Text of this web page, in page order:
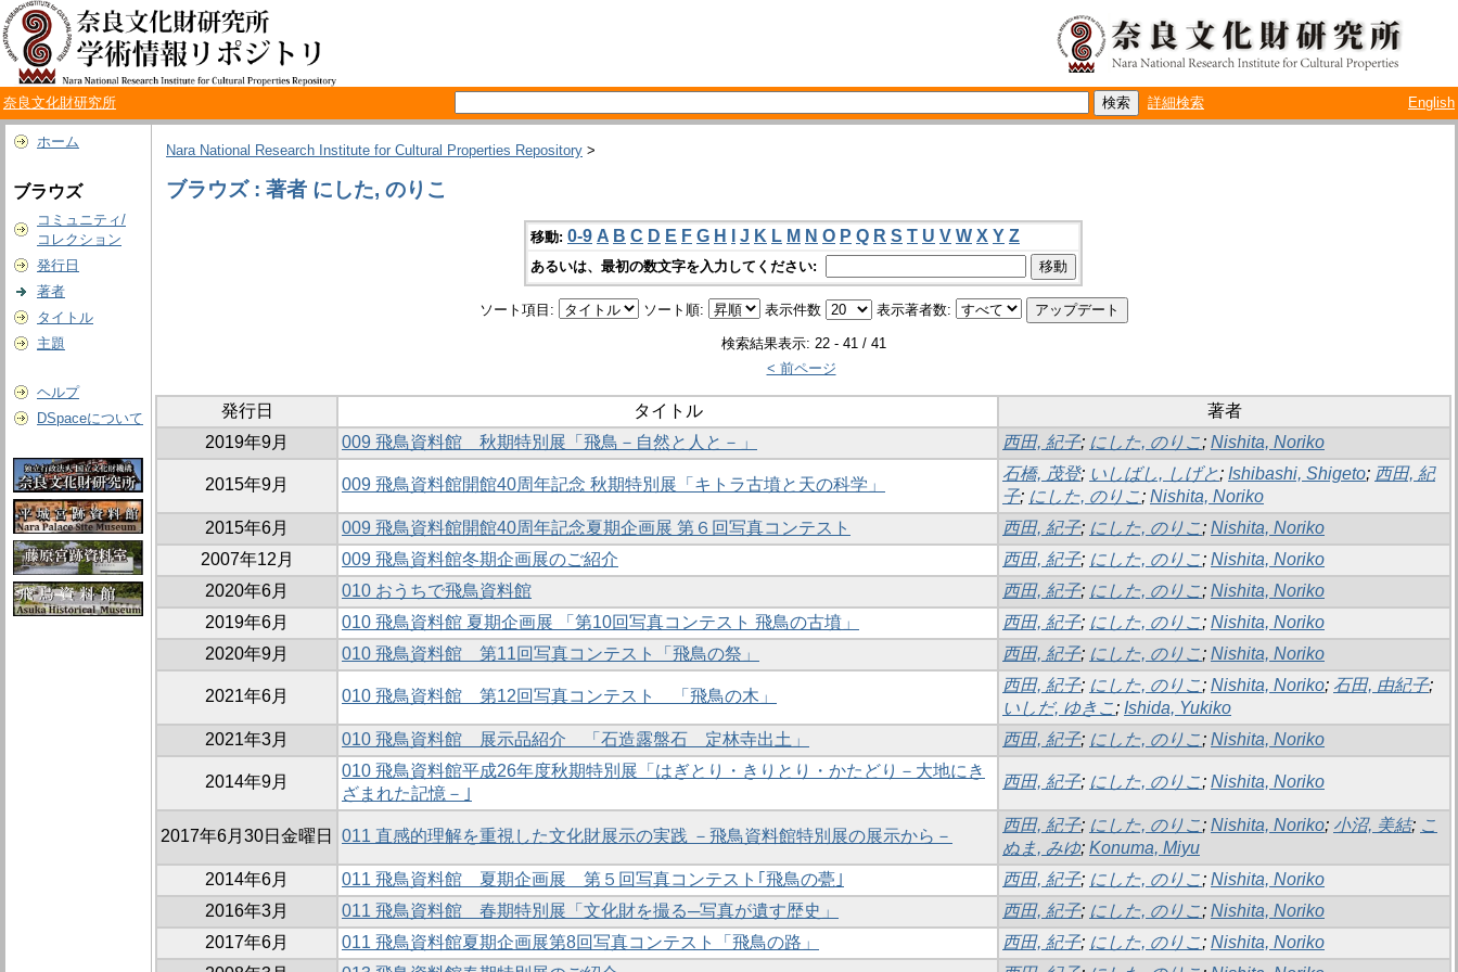
奈良文化財研究所 詳細検索 English
ホーム
ブラウズ
コミュニティ/
コレクション
発行日
著者
タイトル
主題
ヘルプ
DSpaceについて
Nara National Research Institute for Cultural Properties Repository >
ブラウズ : 著者 にした, のりこ
移動: 0-9 A B C D E F G H J K L M N O P Q R S T U V W X Y Z
あるいは、最初の数文字を入力してください:
ソート項目: ソート順: 表示件数 表示著者数:
検索結果表示: 22 - 41 / 41
< 前ページ
発行日 タイトル
著者
2019年9月
009 飛鳥資料館 秋期特別展「飛鳥－自然と人と－」 西田, 紀子; にした, のりこ; Nishita, Noriko
2015年9月 009 飛鳥資料館開館40周年記念 秋期特別展「キトラ古墳と天の科学」
石橋, 茂登; いしばし, しげと; Ishibashi, Shigeto; 西田, 紀
子; にした, のりこ; Nishita, Noriko
2015年6月
009 飛鳥資料館開館40周年記念夏期企画展 第６回写真コンテスト 西田, 紀子; にした, のりこ; Nishita, Noriko
2007年12月
009 飛鳥資料館冬期企画展のご紹介 西田, 紀子; にした, のりこ; Nishita, Noriko
2020年6月
010 おうちで飛鳥資料館 西田, 紀子; にした, のりこ; Nishita, Noriko
2019年6月
010 飛鳥資料館 夏期企画展 「第10回写真コンテスト 飛鳥の古墳」 西田, 紀子; にした, のりこ; Nishita, Noriko
2020年9月
010 飛鳥資料館 第11回写真コンテスト「飛鳥の祭」 西田, 紀子; にした, のりこ; Nishita, Noriko
2021年6月 010 飛鳥資料館 第12回写真コンテスト 「飛鳥の木」
西田, 紀子; にした, のりこ; Nishita, Noriko; 石田, 由紀子;
いしだ, ゆきこ; Ishida, Yukiko
2021年3月
010 飛鳥資料館 展示品紹介 「石造露盤石 定林寺出土」 西田, 紀子; にした, のりこ; Nishita, Noriko
2014年9月
010 飛鳥資料館平成26年度秋期特別展「はぎとり・きりとり・かたどり－大地にき
ざまれた記憶－｣
西田, 紀子; にした, のりこ; Nishita, Noriko
2017年6月30日金曜日 011 直感的理解を重視した文化財展示の実践 －飛鳥資料館特別展の展示から－
西田, 紀子; にした, のりこ; Nishita, Noriko; 小沼, 美結; こ
ぬま, みゆ; Konuma, Miyu
2014年6月
011 飛鳥資料館 夏期企画展 第５回写真コンテスト｢飛鳥の甍｣ 西田, 紀子; にした, のりこ; Nishita, Noriko
2016年3月
011 飛鳥資料館 春期特別展「文化財を撮る─写真が遺す歴史」 西田, 紀子; にした, のりこ; Nishita, Noriko
2017年6月
011 飛鳥資料館夏期企画展第8回写真コンテスト「飛鳥の路」 西田, 紀子; にした, のりこ; Nishita, Noriko